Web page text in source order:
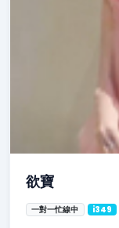
欲寶
一對一忙線中 i349